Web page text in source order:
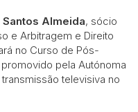
Santos Almeida, sócio
e Arbitragem e Direito
no Curso de Pós-
pela Autónoma
televisiva no